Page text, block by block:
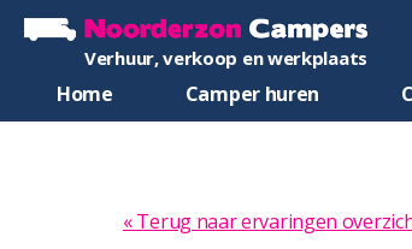
Verhuur, verkoop en werkplaats
Home Camper huren
« Terug naar ervaringen